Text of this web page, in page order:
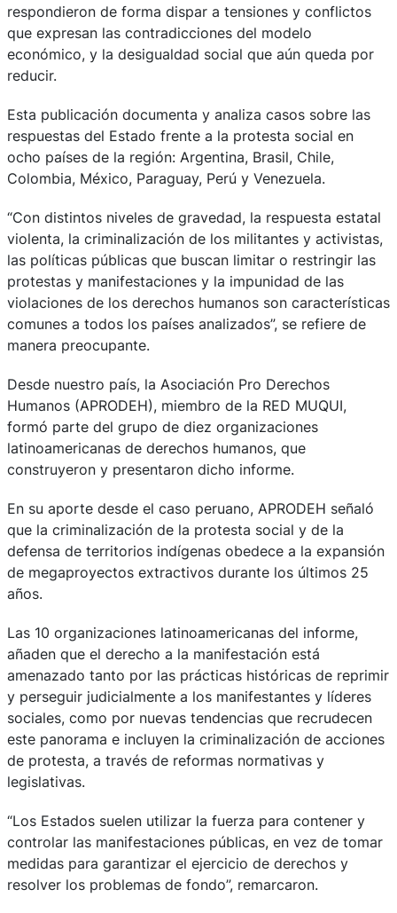
respondieron de forma dispar a tensiones y conflictos
que expresan las contradicciones del modelo
económico, y la desigualdad social que aún queda por
reducir.
Esta publicación documenta y analiza casos sobre las
respuestas del Estado frente a la protesta social en
ocho países de la región: Argentina, Brasil, Chile,
Colombia, México, Paraguay, Perú y Venezuela.
“Con distintos niveles de gravedad, la respuesta estatal
violenta, la criminalización de los militantes y activistas,
las políticas públicas que buscan limitar o restringir las
protestas y manifestaciones y la impunidad de las
violaciones de los derechos humanos son características
comunes a todos los países analizados”, se refiere de
manera preocupante.
Desde nuestro país, la Asociación Pro Derechos
Humanos (APRODEH), miembro de la RED MUQUI,
formó parte del grupo de diez organizaciones
latinoamericanas de derechos humanos, que
construyeron y presentaron dicho informe.
En su aporte desde el caso peruano, APRODEH señaló
que la criminalización de la protesta social y de la
defensa de territorios indígenas obedece a la expansión
de megaproyectos extractivos durante los últimos 25
años.
Las 10 organizaciones latinoamericanas del informe,
añaden que el derecho a la manifestación está
amenazado tanto por las prácticas históricas de reprimir
y perseguir judicialmente a los manifestantes y líderes
sociales, como por nuevas tendencias que recrudecen
este panorama e incluyen la criminalización de acciones
de protesta, a través de reformas normativas y
legislativas.
“Los Estados suelen utilizar la fuerza para contener y
controlar las manifestaciones públicas, en vez de tomar
medidas para garantizar el ejercicio de derechos y
resolver los problemas de fondo”, remarcaron.